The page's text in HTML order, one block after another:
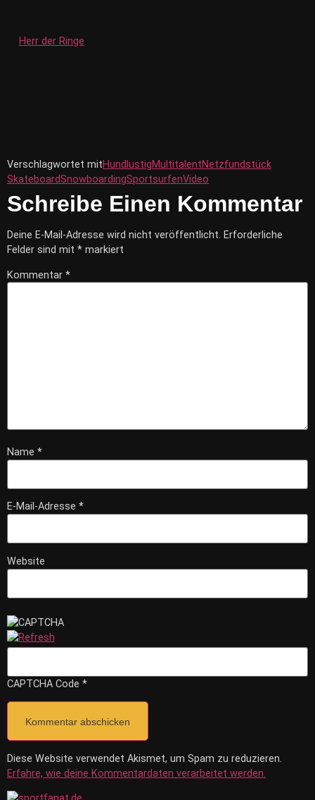
Herr der Ringe
Verschlagwortet mitHund lustigMultitalentNetzfundstück
SkateboardSnowboardingSportsurfenVideo
Schreibe Einen Kommentar
Deine E-Mail-Adresse wird nicht veröffentlicht. Erforderliche
Felder sind mit * markiert
Kommentar *
Name *
E-Mail-Adresse *
Website
CAPTCHA Code *
Diese Website verwendet Akismet, um Spam zu reduzieren.
Erfahre, wie deine Kommentardaten verarbeitet werden.